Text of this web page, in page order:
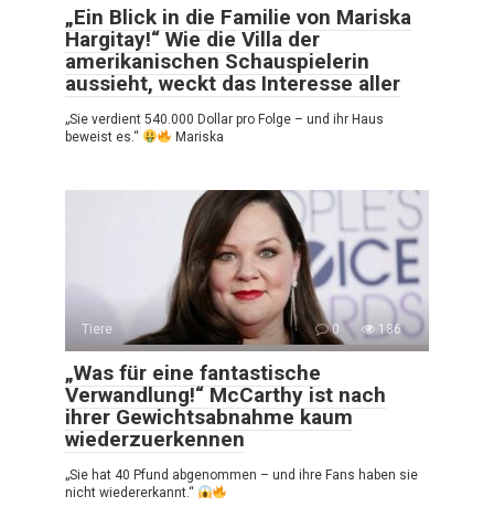
„Ein Blick in die Familie von Mariska
Hargitay!“ Wie die Villa der
amerikanischen Schauspielerin
aussieht, weckt das Interesse aller
„Sie verdient 540.000 Dollar pro Folge – und ihr Haus
beweist es.“
Mariska
Tiere 0 186
„Was für eine fantastische
Verwandlung!“ McCarthy ist nach
ihrer Gewichtsabnahme kaum
wiederzuerkennen
„Sie hat 40 Pfund abgenommen – und ihre Fans haben sie
nicht wiedererkannt.“